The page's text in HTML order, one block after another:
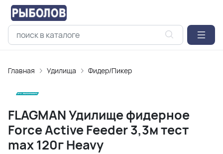
Главная Удилищa Фидер/Пикер
FLAGMAN Удилище фидерное
Force Active Feeder 3,3м тест
max 120г Heavy